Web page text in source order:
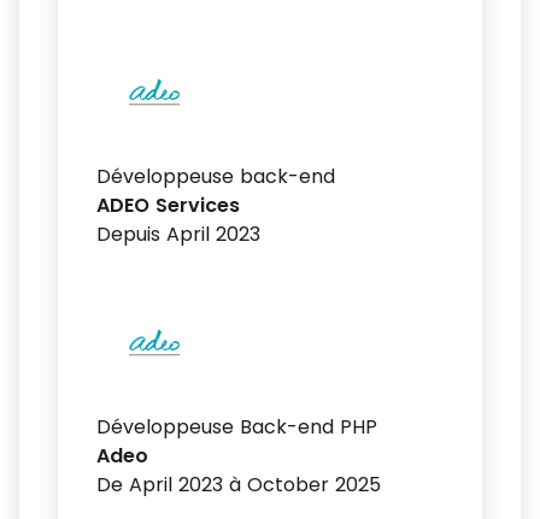
Développeuse back-end
ADEO Services
Depuis April 2023
Développeuse Back-end PHP
Adeo
De April 2023 à October 2025